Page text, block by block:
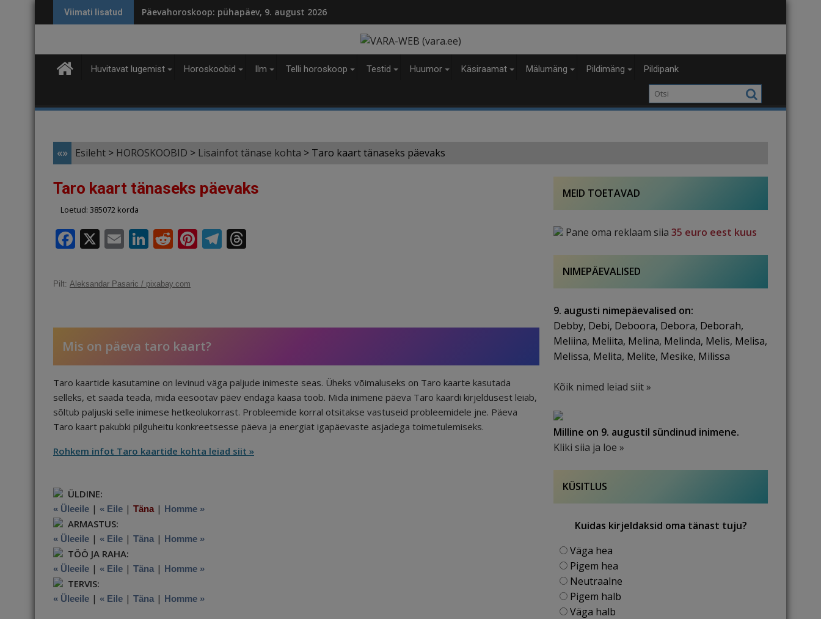
to
Viimati lisatud Päevahoroskoop: pühapäev, 9. august 2026
Huvitavat lugemist Horoskoobid Ilm Telli horoskoop Testid Huumor Käsiraamat Mälumäng Pildimäng Pildipank
«» Esileht > HOROSKOOBID > Lisainfot tänase kohta > Taro kaart tänaseks päevaks
Taro kaart tänaseks päevaks
Loetud: 385072 korda
F
c
o
o
k
X E
ai
Li
k
n
R
d
Pi
st
T
m d
Pilt: Aleksandar Pasaric / pixabay.com
Mis on päeva taro kaart?
Taro kaartide kasutamine on levinud väga paljude inimeste seas. Üheks võimaluseks on Taro kaarte kasutada
selleks, et saada teada, mida eesootav päev endaga kaasa toob. Mida inimene päeva Taro kaardi kirjeldusest leiab,
sõltub paljuski selle inimese hetkeolukorrast. Probleemide korral otsitakse vastuseid probleemidele jne. Päeva
Taro kaart pakubki pilguheitu konkreetsesse päeva ja energiat igapäevaste asjadega toimetulemiseks.
Rohkem infot Taro kaartide kohta leiad siit »
ÜLDINE:
« Üleeile | « Eile | Täna| Homme »
ARMASTUS:
« Üleeile | « Eile | Täna| Homme »
TÖÖ JA RAHA:
« Üleeile | « Eile | Täna| Homme »
TERVIS:
« Üleeile | « Eile | Täna| Homme »
MEID TOETAVAD
Pane oma reklaam siia 35 euro eest kuus
NIMEPÄEVALISED
9. augusti nimepäevalised on:
Debby, Debi, Deboora, Debora, Deborah,
Meliina, Meliita, Melina, Melinda, Melis, Melisa,
Melissa, Melita, Melite, Mesike, Milissa
Kõik nimed leiad siit »
Milline on 9. augustil sündinud inimene.
Kliki siia ja loe »
KÜSITLUS
Kuidas kirjeldaksid oma tänast tuju?
Väga hea
Pigem hea
Neutraalne
Pigem halb
Väga halb